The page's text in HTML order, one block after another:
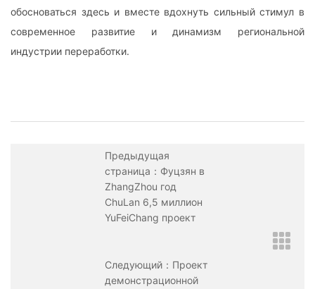
обосноваться здесь и вместе вдохнуть сильный стимул в
современное развитие и динамизм региональной
индустрии переработки.
Предыдущая
страница：Фуцзян в
ZhangZhou год
ChuLan 6,5 миллион
YuFeiChang проект
Следующий：Проект
демонстрационной